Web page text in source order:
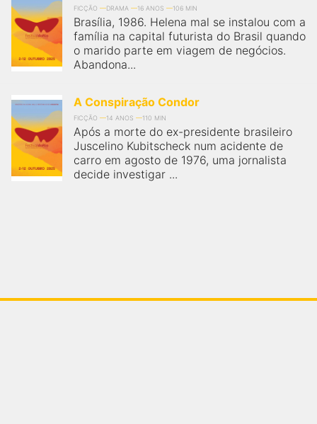
FICÇÃO DRAMA 16 ANOS 106 MIN
Brasília, 1986. Helena mal se instalou com a
família na capital futurista do Brasil quando
o marido parte em viagem de negócios.
Abandona...
A Conspiração Condor
FICÇÃO 14 ANOS 110 MIN
Após a morte do ex-presidente brasileiro
Juscelino Kubitscheck num acidente de
carro em agosto de 1976, uma jornalista
decide investigar ...